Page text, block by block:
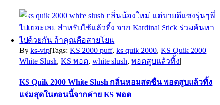
Byks-vip|Tags:KS 2000 puff,ks quik 2000,KS Quik 2000
White Slush,KS พอต,white slush,พอตสูบแล้วทิ้ง|
KS Quik 2000 White Slush กลิ่นหอมสดชื่น พอตสูบแล้วทิ้ง
แจ่มสุดในตอนนี้จากค่าย KS พอต